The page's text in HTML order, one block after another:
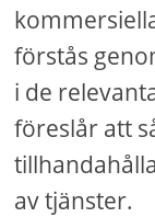
förstås
i de
föreslår att
av tjänster.